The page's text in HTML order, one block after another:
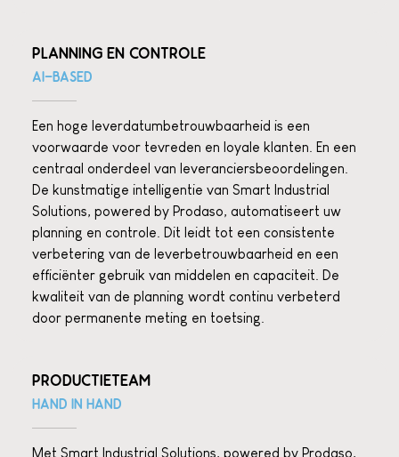
PLANNING EN CONTROLE
AI-BASED
Een hoge leverdatumbetrouwbaarheid is een
voorwaarde voor tevreden en loyale klanten. En een
centraal onderdeel van leveranciersbeoordelingen.
De kunstmatige intelligentie van Smart Industrial
Solutions, powered by Prodaso, automatiseert uw
planning en controle. Dit leidt tot een consistente
verbetering van de leverbetrouwbaarheid en een
efficiënter gebruik van middelen en capaciteit. De
kwaliteit van de planning wordt continu verbeterd
door permanente meting en toetsing.
PRODUCTIETEAM
HAND IN HAND
Met Smart Industrial Solutions, powered by Prodaso,